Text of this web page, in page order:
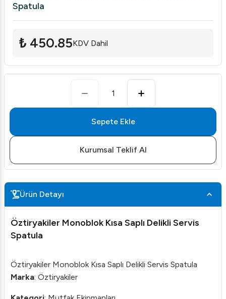
Spatula
₺ 450.85KDV Dahil
1
Sepete Ekle
Kurumsal Teklif Al
Ürün Detayı
Öztiryakiler Monoblok Kısa Saplı Delikli Servis
Spatula
Öztiryakiler Monoblok Kısa Saplı Delikli Servis Spatula
Marka: Öztiryakiler